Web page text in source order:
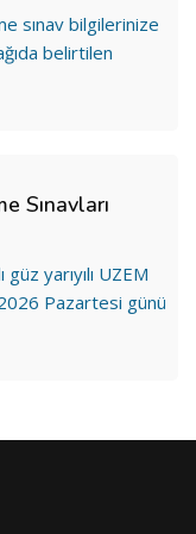
sınav bilgilerinize
belirtilen
Sınavları
yarıyılı UZEM
Pazartesi günü